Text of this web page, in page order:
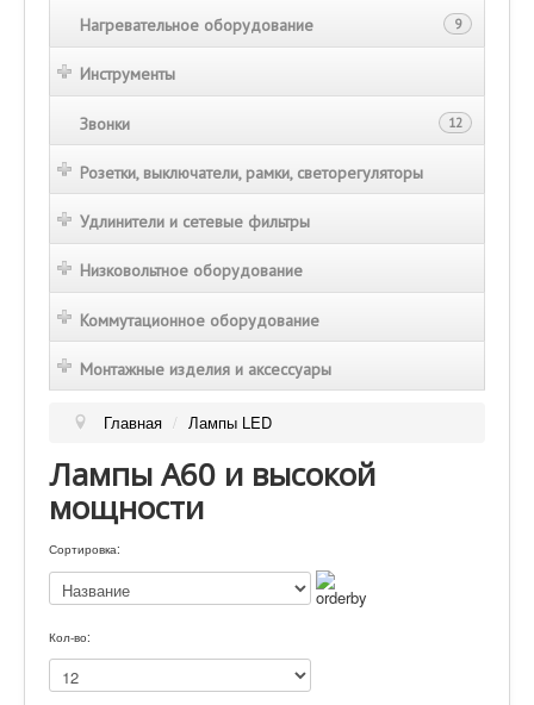
9
Нагревательное оборудование
Инструменты
12
Звонки
Розетки, выключатели, рамки, светорегуляторы
Удлинители и сетевые фильтры
Низковольтное оборудование
Коммутационное оборудование
Монтажные изделия и аксессуары
Главная / Лампы LED
Лампы А60 и высокой
мощности
Сортировка:
Кол-во: